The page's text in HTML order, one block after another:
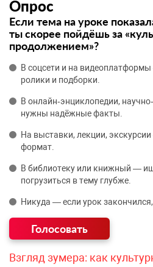
Опрос
Если тема на уроке
ты скорее пойдёшь за
продолжением»?
В соцсети и на
ролики и подборки.
В онлайн‑энциклопедии,
нужны надёжные факты.
На выставки, лекции,
формат.
В библиотеку или книжный —
погрузиться в тему глубже.
Никуда — если урок
Взгляд зумера: как